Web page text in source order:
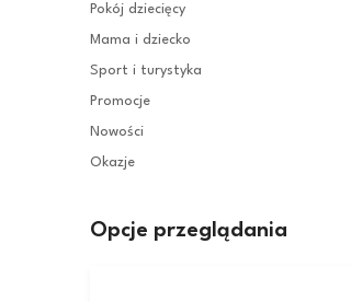
Pokój dziecięcy
Mama i dziecko
Sport i turystyka
Promocje
Nowości
Okazje
Opcje przeglądania